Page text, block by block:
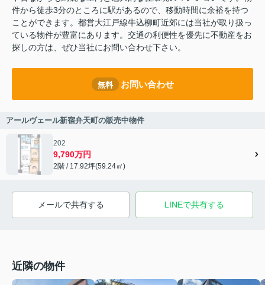
件から徒歩3分のところに駅があるので、移動時間に余裕を持つ
ことができます。都営大江戸線牛込柳町近郊には当社が取り扱っ
ている物件が豊富にあります。交通の利便性を優先に不動産をお
探しの方は、ぜひ当社にお問い合わせ下さい。
無料 お問い合わせ
アールヴェール新宿弁天町の販売中物件
202
9,790万円
2階 / 17.92坪(59.24㎡)
メールで共有する LINEで共有する
近隣の物件